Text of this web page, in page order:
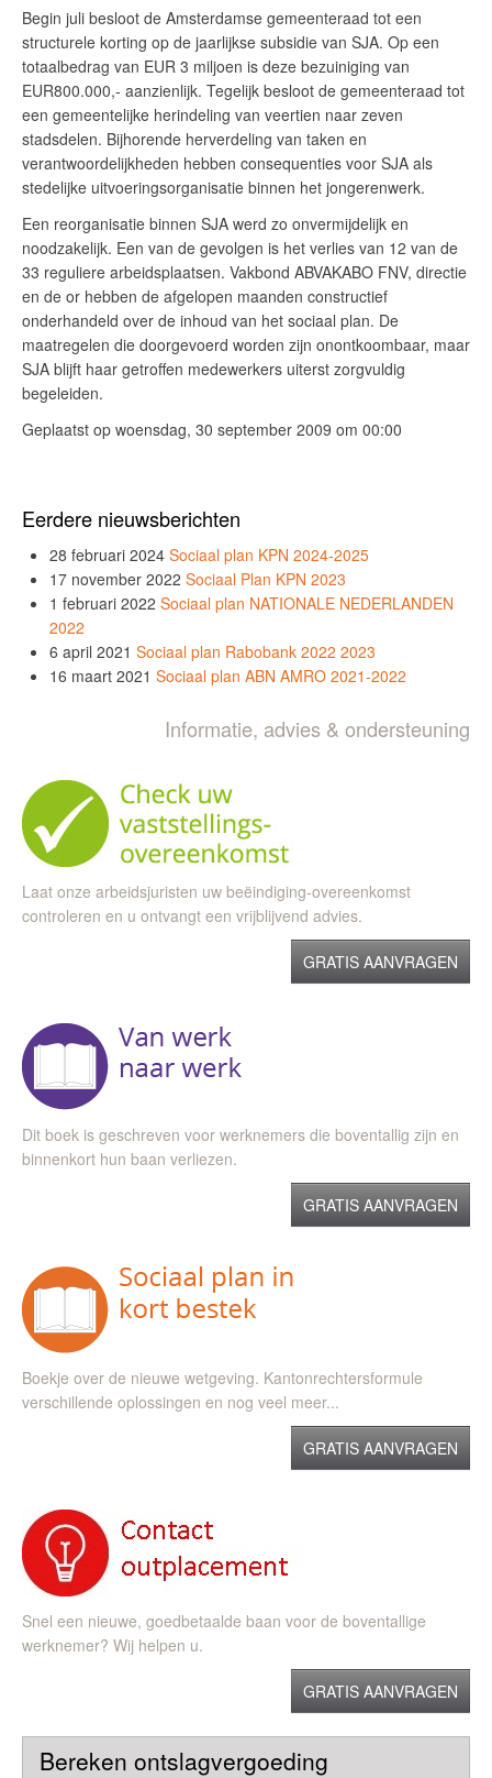
Begin juli besloot de Amsterdamse gemeenteraad tot een
structurele korting op de jaarlijkse subsidie van SJA. Op een
totaalbedrag van EUR 3 miljoen is deze bezuiniging van
EUR800.000,- aanzienlijk. Tegelijk besloot de gemeenteraad tot
een gemeentelijke herindeling van veertien naar zeven
stadsdelen. Bijhorende herverdeling van taken en
verantwoordelijkheden hebben consequenties voor SJA als
stedelijke uitvoeringsorganisatie binnen het jongerenwerk.
Een reorganisatie binnen SJA werd zo onvermijdelijk en
noodzakelijk. Een van de gevolgen is het verlies van 12 van de
33 reguliere arbeidsplaatsen. Vakbond ABVAKABO FNV, directie
en de or hebben de afgelopen maanden constructief
onderhandeld over de inhoud van het sociaal plan. De
maatregelen die doorgevoerd worden zijn onontkoombaar, maar
SJA blijft haar getroffen medewerkers uiterst zorgvuldig
begeleiden.
Geplaatst op woensdag, 30 september 2009 om 00:00
Eerdere nieuwsberichten
28 februari 2024 Sociaal plan KPN 2024-2025
17 november 2022 Sociaal Plan KPN 2023
1 februari 2022 Sociaal plan NATIONALE NEDERLANDEN
2022
6 april 2021 Sociaal plan Rabobank 2022 2023
16 maart 2021 Sociaal plan ABN AMRO 2021-2022
Informatie, advies & ondersteuning
Laat onze arbeidsjuristen uw beëindiging-overeenkomst
controleren en u ontvangt een vrijblijvend advies.
GRATIS AANVRAGEN
Dit boek is geschreven voor werknemers die boventallig zijn en
binnenkort hun baan verliezen.
GRATIS AANVRAGEN
Boekje over de nieuwe wetgeving. Kantonrechtersformule
verschillende oplossingen en nog veel meer...
GRATIS AANVRAGEN
Snel een nieuwe, goedbetaalde baan voor de boventallige
werknemer? Wij helpen u.
GRATIS AANVRAGEN
Bereken ontslagvergoeding